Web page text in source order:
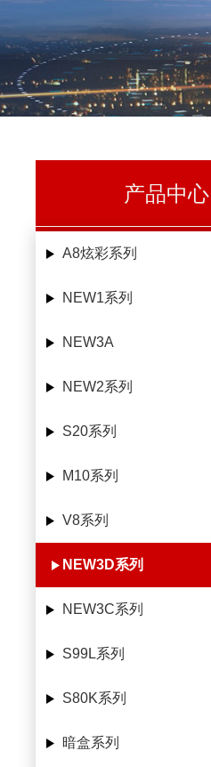
产品中心
A8炫彩系列
NEW1系列
NEW3A
NEW2系列
S20系列
M10系列
V8系列
NEW3D系列
NEW3C系列
S99L系列
S80K系列
暗盒系列